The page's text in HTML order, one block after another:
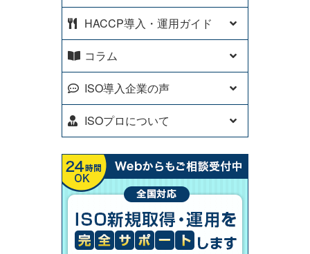
HACCP導入・運用ガイド
コラム
ISO導入企業の声
ISOプロについて